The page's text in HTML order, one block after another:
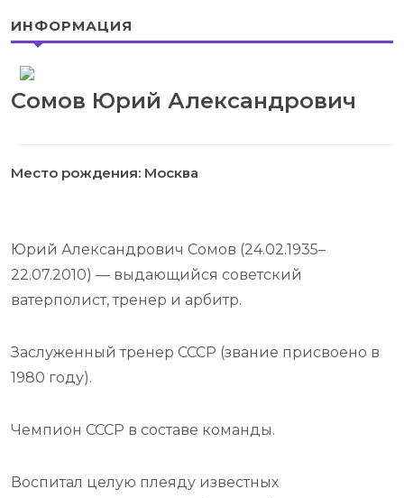
ИНФОРМАЦИЯ
Сомов Юрий Александрович
Место рождения: Москва
Юрий Александрович Сомов (24.02.1935–
22.07.2010) — выдающийся советский
ватерполист, тренер и арбитр.
Заслуженный тренер СССР (звание присвоено в
1980 году).
Чемпион СССР в составе команды.
Воспитал целую плеяду известных